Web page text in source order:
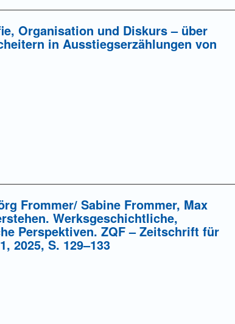
Organisation und Diskurs – über
in Ausstiegserzählungen von
einer Gebühr
Frommer/ Sabine Frommer, Max
Werksgeschichtliche,
Perspektiven. ZQF – Zeitschrift für
2025, S. 129–133